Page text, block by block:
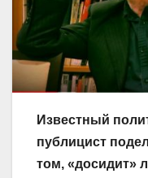
Известный
публицист
том, «досидит»